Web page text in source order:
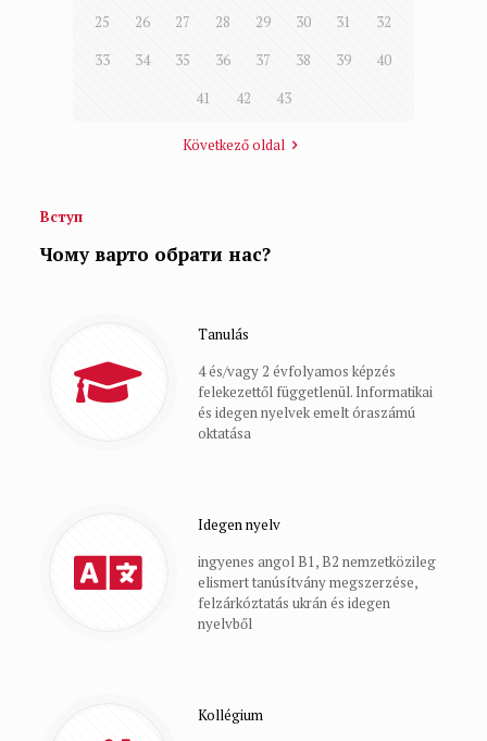
25
26 27 28 29 30 31
32
33
34 35 36 37 38 39
40
41
42 43
Következő oldal
Вступ
Чому варто обрати нас?
Tanulás
4 és/vagy 2 évfolyamos képzés
felekezettől függetlenül. Informatikai
és idegen nyelvek emelt óraszámú
oktatása
Idegen nyelv
ingyenes angol B1, B2 nemzetközileg
elismert tanúsítvány megszerzése,
felzárkóztatás ukrán és idegen
nyelvből
Kollégium